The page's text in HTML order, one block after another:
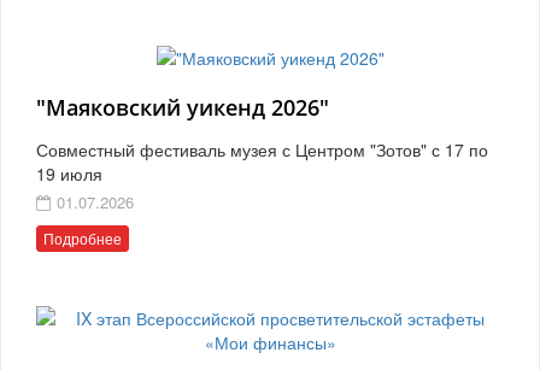
"Маяковский уикенд 2026"
Совместный фестиваль музея с Центром "Зотов" с 17 по
19 июля
01.07.2026
Подробнее